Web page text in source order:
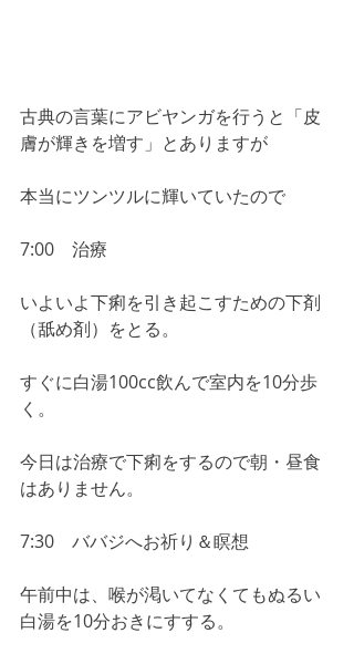
古典の言葉にアビヤンガを行うと「皮
膚が輝きを増す」とありますが
本当にツンツルに輝いていたので
7:00　治療
いよいよ下痢を引き起こすための下剤
（舐め剤）をとる。
すぐに白湯100cc飲んで室内を10分歩
く。
今日は治療で下痢をするので朝・昼食
はありません。
7:30　ババジへお祈り＆瞑想
午前中は、喉が渇いてなくてもぬるい
白湯を10分おきにすする。